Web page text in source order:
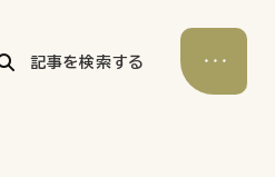
記事を検索する